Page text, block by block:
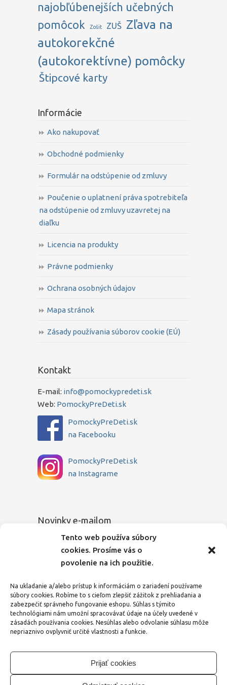
Tento web používa súbory
cookies. Prosíme vás o
povolenie na ich použitie.
Na ukladanie a/alebo prístup k informáciám o zariadení používame
súbory cookies. Robíme to s cieľom zlepšiť zážitok z prehliadania a
zabezpečiť správneho fungovanie eshopu. Súhlas s týmito
technológiami nám umožní spracovávať údaje na účely uvedené v
zásadách používania cookies. Nesúhlas alebo odvolanie súhlasu môže
nepriaznivo ovplyvniť určité vlastnosti a funkcie.
Prijať cookies
najobľúbenejších učebných
pomôcok
Zošit ZUŠ Zľava na
autokorekčné
(autokorektívne) pomôcky
Štipcové karty
Informácie
Ako nakupovať
Obchodné podmienky
Formulár na odstúpenie od zmluvy
Poučenie o uplatnení práva spotrebiteľa
na odstúpenie od zmluvy uzavretej na
diaľku
Licencia na produkty
Právne podmienky
Ochrana osobných údajov
Mapa stránok
Zásady používania súborov cookie (EÚ)
Kontakt
E-mail: info@pomockypredeti.sk
Web: PomockyPreDeti.sk
PomockyPreDeti.sk
na Facebooku
PomockyPreDeti.sk
na Instagrame
Novinky e-mailom
Chcete sa dozvedieť o novinkách medzi
prvými? Zadajte Vašu e-mailovú adresu a
my Vás budeme o všetkom pravidelne
E-mailová adresa
Zaškrtnutím tohto políčka vyjadrujem svoj